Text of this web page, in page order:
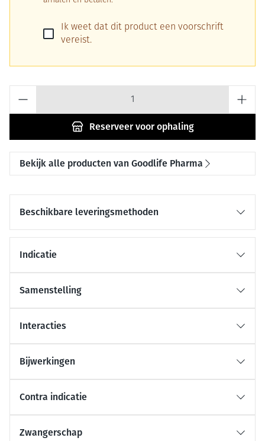
Ik weet dat dit product een voorschrift
vereist.
Reserveervoor ophaling
Bekijk alle producten van Goodlife Pharma
Beschikbare leveringsmethoden
Indicatie
Samenstelling
Interacties
Bijwerkingen
Contra indicatie
Zwangerschap